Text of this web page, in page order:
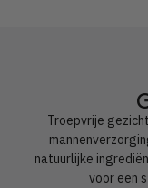
Troepvrije
natuurlijke
voor een